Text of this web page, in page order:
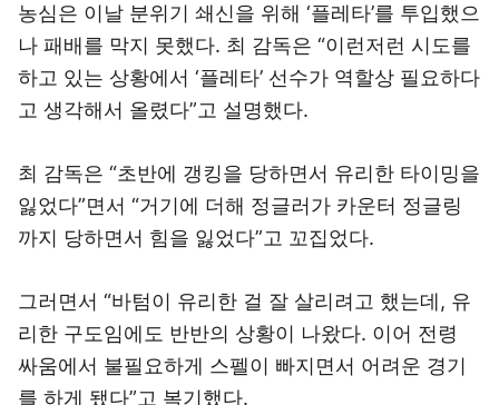
농심은 이날 분위기 쇄신을 위해 ‘플레타’를 투입했으
나 패배를 막지 못했다. 최 감독은 “이런저런 시도를
하고 있는 상황에서 ‘플레타’ 선수가 역할상 필요하다
고 생각해서 올렸다”고 설명했다.
최 감독은 “초반에 갱킹을 당하면서 유리한 타이밍을
잃었다”면서 “거기에 더해 정글러가 카운터 정글링
까지 당하면서 힘을 잃었다”고 꼬집었다.
그러면서 “바텀이 유리한 걸 잘 살리려고 했는데, 유
리한 구도임에도 반반의 상황이 나왔다. 이어 전령
싸움에서 불필요하게 스펠이 빠지면서 어려운 경기
를 하게 됐다”고 복기했다.